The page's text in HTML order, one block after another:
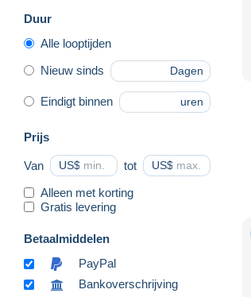
Duur
Alle looptijden
Nieuw sinds Dagen
Eindigt binnen uren
Prijs
Van US$ tot US$
Alleen met korting
Gratis levering
Betaalmiddelen
PayPal
Bankoverschrijving